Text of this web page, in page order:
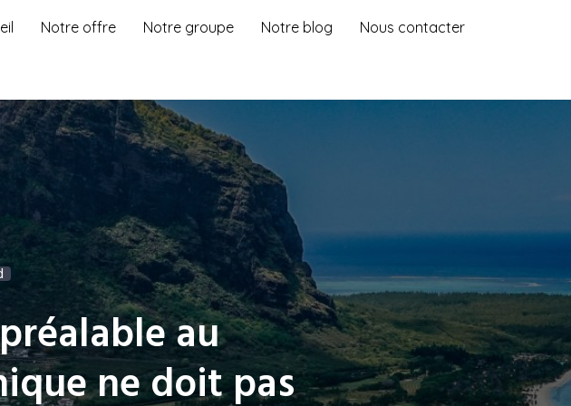
Notre offre Notre groupe Notre blog Nous contacter
au
ne doit pas